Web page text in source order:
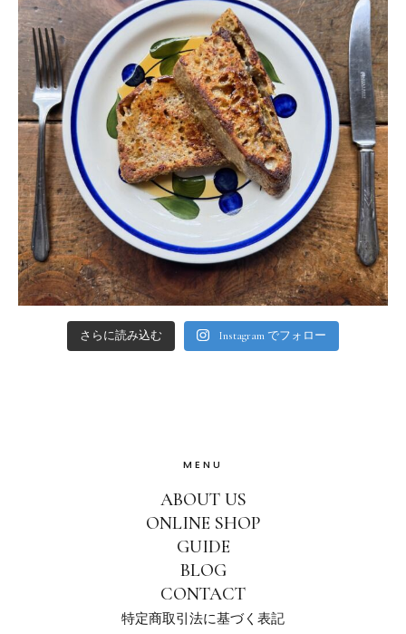
さらに読み込む Instagram でフォロー
MENU
ABOUT US
ONLINE SHOP
GUIDE
BLOG
CONTACT
特定商取引法に基づく表記